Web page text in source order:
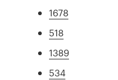
1678
518
1389
534